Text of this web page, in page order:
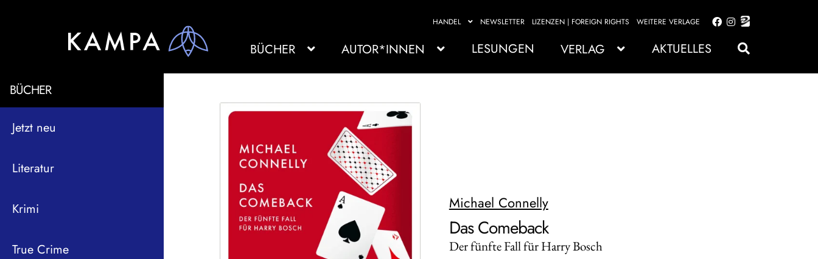
HANDEL NEWSLETTER LIZENZEN | FOREIGN RIGHTS WEITERE VERLAGE
Zur
springen
Zum
springen
BÜCHER AUTOR*INNEN LESUNGEN VERLAG AKTUELLES
BÜCHER
Jetzt neu
Literatur
Krimi
True Crime
Michael Connelly
Das Comeback
Der fünfte Fall für Harry Bosch